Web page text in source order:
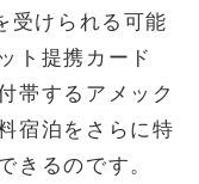
受けられる可能
ト提携カード
帯するアメック
宿泊をさらに特
きるのです。